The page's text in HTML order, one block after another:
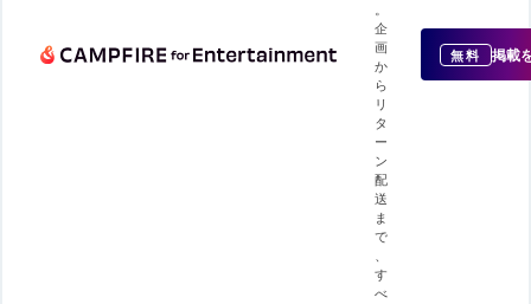
企
画
か
ら
リ
タ
ー
ン
配
送
ま
で
す
べ
無料 掲載